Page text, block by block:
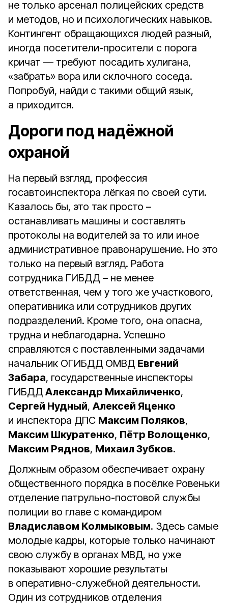
не только арсенал полицейских средств
и методов, но и психологических навыков.
Контингент обращающихся людей разный,
иногда посетители-просители с порога
кричат — требуют посадить хулигана,
«забрать» вора или склочного соседа.
Попробуй, найди с такими общий язык,
а приходится.
Дороги под надёжной
охраной
На первый взгляд, профессия
госавтоинспектора лёгкая по своей сути.
Казалось бы, это так просто –
останавливать машины и составлять
протоколы на водителей за то или иное
административное правонарушение. Но это
только на первый взгляд. Работа
сотрудника ГИБДД – не менее
ответственная, чем у того же участкового,
оперативника или сотрудников других
подразделений. Кроме того, она опасна,
трудна и неблагодарна. Успешно
справляются с поставленными задачами
начальник ОГИБДД ОМВД Евгений
Забара, государственные инспекторы
ГИБДД Александр Михайличенко,
Сергей Нудный, Алексей Яценко
и инспектора ДПС Максим Поляков,
Максим Шкуратенко, Пётр Волощенко,
Максим Ряднов, Михаил Зубков.
Должным образом обеспечивает охрану
общественного порядка в посёлке Ровеньки
отделение патрульно-постовой службы
полиции во главе с командиром
Владиславом Колмыковым. Здесь самые
молодые кадры, которые только начинают
свою службу в органах МВД, но уже
показывают хорошие результаты
в оперативно-служебной деятельности.
Один из сотрудников отделения